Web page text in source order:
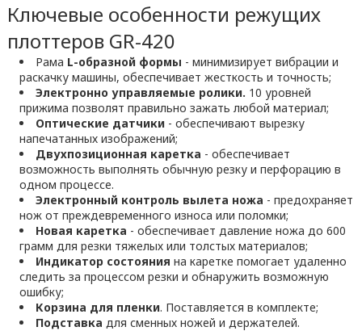
Ключевые особенности режущих
плоттеров GR-420
Рама L-образной формы - минимизирует вибрации и
раскачку машины, обеспечивает жесткость и точность;
Электронно управляемые ролики. 10 уровней
прижима позволят правильно зажать любой материал;
Оптические датчики- обеспечивают вырезку
напечатанных изображений;
Двухпозиционная каретка - обеспечивает
возможность выполнять обычную резку и перфорацию в
одном процессе.
Электронный контроль вылета ножа - предохраняет
нож от преждевременного износа или поломки;
Новая каретка - обеспечивает давление ножа до 600
грамм для резки тяжелых или толстых материалов;
Индикатор состояния на каретке помогает удаленно
следить за процессом резки и обнаружить возможную
ошибку;
Корзина для пленки. Поставляется в комплекте;
Подставка для сменных ножей и держателей.